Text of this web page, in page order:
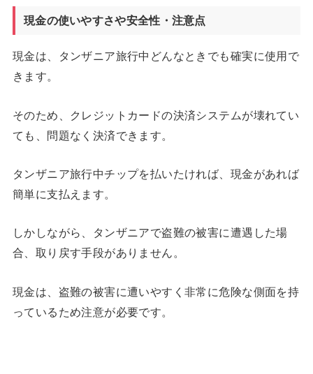
現金の使いやすさや安全性・注意点
現金は、タンザニア旅行中どんなときでも確実に使用で
きます。
そのため、クレジットカードの決済システムが壊れてい
ても、問題なく決済できます。
タンザニア旅行中チップを払いたければ、現金があれば
簡単に支払えます。
しかしながら、タンザニアで盗難の被害に遭遇した場
合、取り戻す手段がありません。
現金は、盗難の被害に遭いやすく非常に危険な側面を持
っているため注意が必要です。